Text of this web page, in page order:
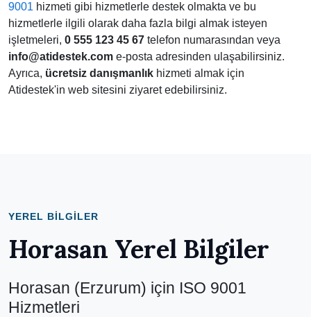
9001 hizmeti gibi hizmetlerle destek olmakta ve bu
hizmetlerle ilgili olarak daha fazla bilgi almak isteyen
işletmeleri, 0 555 123 45 67 telefon numarasından veya
info@atidestek.com e-posta adresinden ulaşabilirsiniz.
Ayrıca, ücretsiz danışmanlık hizmeti almak için
Atidestek'in web sitesini ziyaret edebilirsiniz.
YEREL BILGILER
Horasan Yerel Bilgiler
Horasan (Erzurum) için ISO 9001
Hizmetleri